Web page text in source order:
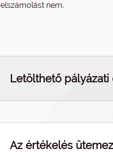
elszámolást nem.
Letölthető
Az értékelés